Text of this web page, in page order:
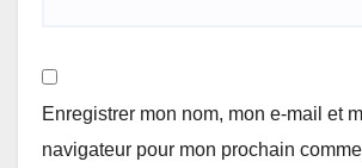
Enregistrer mon nom, mon e-mail et
navigateur pour mon prochain